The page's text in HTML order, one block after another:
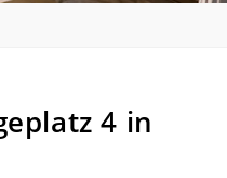
4 in